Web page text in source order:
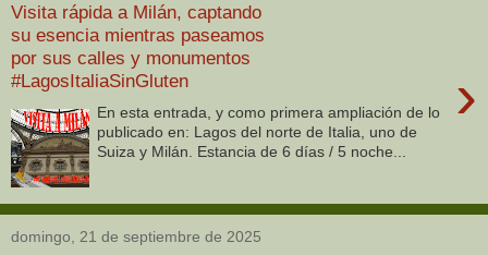
Visita rápida a Milán, captando
su esencia mientras paseamos
por sus calles y monumentos
#LagosItaliaSinGluten
›
En esta entrada, y como primera ampliación de lo
publicado en: Lagos del norte de Italia, uno de
Suiza y Milán. Estancia de 6 días / 5 noche...
domingo, 21 de septiembre de 2025